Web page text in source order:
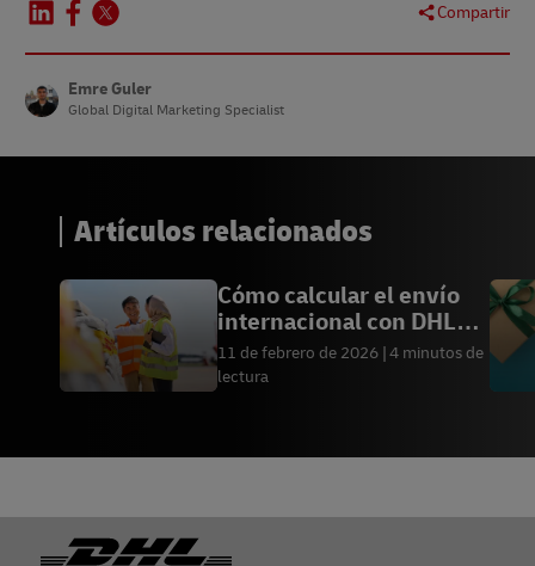
Compartir
Emre Guler
Global Digital Marketing Specialist
Artículos relacionados
Cómo calcular el envío
internacional con DHL
Express
11 de febrero de 2026 4 minutos de
lectura
Pie de página